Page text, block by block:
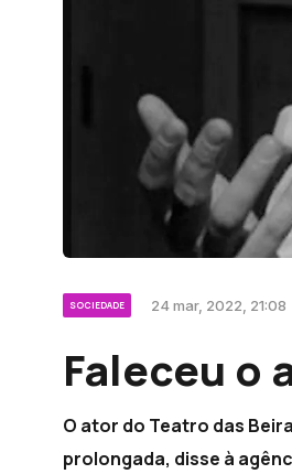
SOCIEDADE 24 mar, 2022, 21:08
Faleceu o
O ator do Teatro das
prolongada, disse à